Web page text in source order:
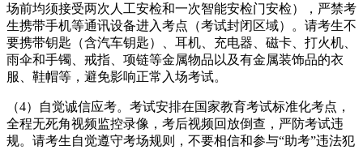
场前均须接受两次人工安检和一次智能安检门安检），严禁考
生携带手机等通讯设备进入考点（考试封闭区域）。请考生不
要携带钥匙（含汽车钥匙）、耳机、充电器、磁卡、打火机、
雨伞和手镯、戒指、项链等金属物品以及有金属装饰品的衣
服、鞋帽等，避免影响正常入场考试。
（4）自觉诚信应考。考试安排在国家教育考试标准化考点，
全程无死角视频监控录像，考后视频回放倒查，严防考试违
规。请考生自觉遵守考场规则，不要相信和参与“助考”违法犯